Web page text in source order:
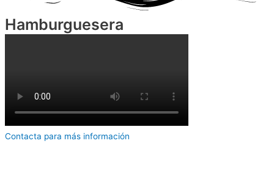
Hamburguesera
Contacta para más información